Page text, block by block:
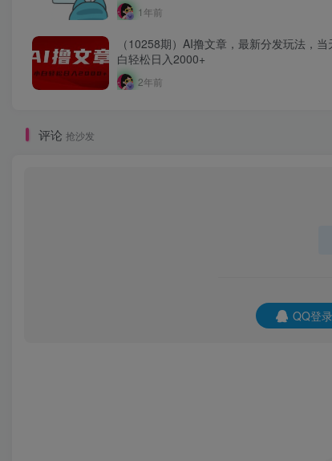
1年前
（10258期）AI撸文章，最新分发玩法，
白轻松日入2000+
2年前
评论 抢沙发
QQ登录